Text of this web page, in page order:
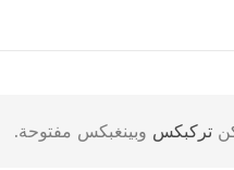
تركبكس وبينغبكس مفتوحة.